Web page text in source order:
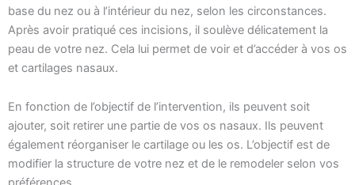
base du nez ou à l’intérieur du nez, selon les circonstances.
Après avoir pratiqué ces incisions, il soulève délicatement la
peau de votre nez. Cela lui permet de voir et d’accéder à vos os
et cartilages nasaux.
En fonction de l’objectif de l’intervention, ils peuvent soit
ajouter, soit retirer une partie de vos os nasaux. Ils peuvent
également réorganiser le cartilage ou les os. L’objectif est de
modifier la structure de votre nez et de le remodeler selon vos